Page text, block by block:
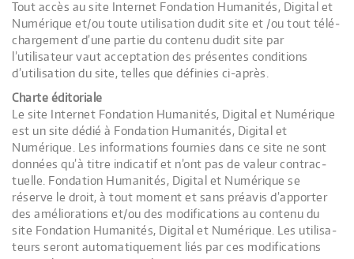
Tout accès au site Inter­net Fondation Humanités, Digital et
Numérique et/ou toute uti­li­sa­tion dudit site et /ou tout télé­
char­ge­ment d’une par­tie du contenu dudit site par
l’utilisateur vaut accep­ta­tion des pré­sentes condi­tions
d’utilisation du site, telles que défi­nies ci-après.
Charte édi­to­riale
Le site Inter­net Fondation Humanités, Digital et Numérique
est un site dédié à Fondation Humanités, Digital et
Numérique. Les infor­ma­tions four­nies dans ce site ne sont
don­nées qu’à titre indi­ca­tif et n’ont pas de valeur contrac­
tuelle. Fondation Humanités, Digital et Numérique se
réserve le droit, à tout moment et sans pré­avis d’apporter
des amé­lio­ra­tions et/ou des modi­fi­ca­tions au contenu du
site Fondation Humanités, Digital et Numérique. Les uti­li­sa­
teurs seront auto­ma­ti­que­ment liés par ces modi­fi­ca­tions